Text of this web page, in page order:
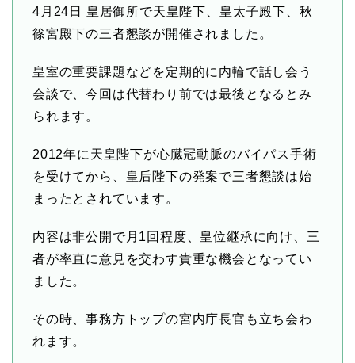
4月24日
皇居御所で天皇陛下、皇太子殿下、秋
篠宮殿下の三者懇談が開催されました。
皇室の重要課題などを定期的に内輪で話し会う
会談で、今回は代替わり前では最後となるとみ
られます。
2012年に天皇陛下が心臓冠動脈のバイパス手術
を受けてから、皇后陛下の発案で三者懇談は始
まったとされています。
内容は非公開で月1回程度、皇位継承に向け、三
者が率直に意見を交わす貴重な機会となってい
ました。
その時、事務方トップの宮内庁長官も立ち会わ
れます。